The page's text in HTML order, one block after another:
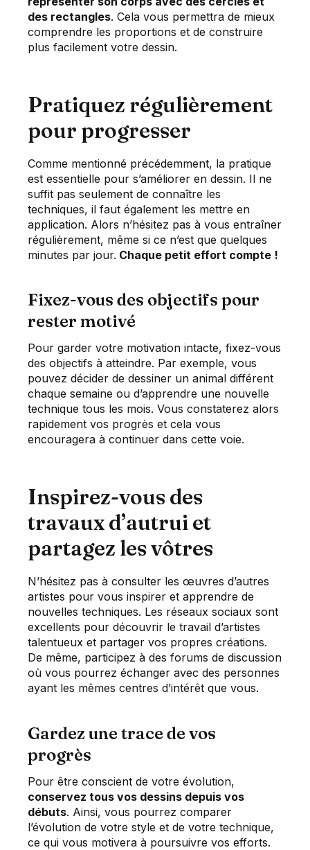
des rectangles. Cela vous permettra de mieux
comprendre les proportions et de construire
plus facilement votre dessin.
Pratiquez régulièrement
pour progresser
Comme mentionné précédemment, la pratique
est essentielle pour s’améliorer en dessin. Il ne
suffit pas seulement de connaître les
techniques, il faut également les mettre en
application. Alors n’hésitez pas à vous entraîner
régulièrement, même si ce n’est que quelques
minutes par jour. Chaque petit effort compte !
Fixez-vous des objectifs pour
rester motivé
Pour garder votre motivation intacte, fixez-vous
des objectifs à atteindre. Par exemple, vous
pouvez décider de dessiner un animal différent
chaque semaine ou d’apprendre une nouvelle
technique tous les mois. Vous constaterez alors
rapidement vos progrès et cela vous
encouragera à continuer dans cette voie.
Inspirez-vous des
travaux d’autrui et
partagez les vôtres
N’hésitez pas à consulter les œuvres d’autres
artistes pour vous inspirer et apprendre de
nouvelles techniques. Les réseaux sociaux sont
excellents pour découvrir le travail d’artistes
talentueux et partager vos propres créations.
De même, participez à des forums de discussion
où vous pourrez échanger avec des personnes
ayant les mêmes centres d’intérêt que vous.
Gardez une trace de vos
progrès
Pour être conscient de votre évolution,
conservez tous vos dessins depuis vos
débuts. Ainsi, vous pourrez comparer
l’évolution de votre style et de votre technique,
ce qui vous motivera à poursuivre vos efforts.